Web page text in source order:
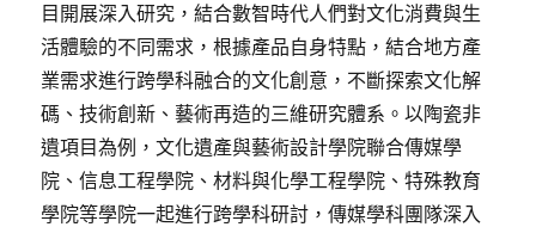
目開展深入研究，結合數智時代人們對文化消費與生
活體驗的不同需求，根據產品自身特點，結合地方產
業需求進行跨學科融合的文化創意，不斷探索文化解
碼、技術創新、藝術再造的三維研究體系。以陶瓷非
遺項目為例，文化遺產與藝術設計學院聯合傳媒學
院、信息工程學院、材料與化學工程學院、特殊教育
學院等學院一起進行跨學科研討，傳媒學科團隊深入